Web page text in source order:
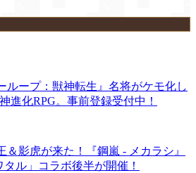
ループ：獣神転生』名将がケモ化し
進化RPG。事前登録受付中！
＆影虎が来た！『鋼嵐 - メカラシ』
ル」コラボ後半が開催！